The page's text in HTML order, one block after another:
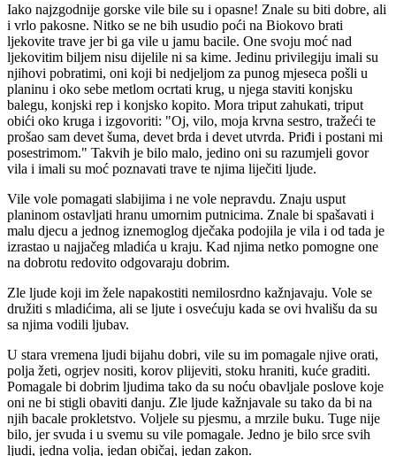
Iako najzgodnije gorske vile bile su i opasne! Znale su biti dobre, ali
i vrlo pakosne. Nitko se ne bih usudio poći na Biokovo brati
ljekovite trave jer bi ga vile u jamu bacile. One svoju moć nad
ljekovitim biljem nisu dijelile ni sa kime. Jedinu privilegiju imali su
njihovi pobratimi, oni koji bi nedjeljom za punog mjeseca pošli u
planinu i oko sebe metlom ocrtati krug, u njega staviti konjsku
balegu, konjski rep i konjsko kopito. Mora triput zahukati, triput
obići oko kruga i izgovoriti: "Oj, vilo, moja krvna sestro, tražeći te
prošao sam devet šuma, devet brda i devet utvrda. Priđi i postani mi
posestrimom." Takvih je bilo malo, jedino oni su razumjeli govor
vila i imali su moć poznavati trave te njima liječiti ljude.
Vile vole pomagati slabijima i ne vole nepravdu. Znaju usput
planinom ostavljati hranu umornim putnicima. Znale bi spašavati i
malu djecu a jednog iznemoglog dječaka podojila je vila i od tada je
izrastao u najjačeg mladića u kraju. Kad njima netko pomogne one
na dobrotu redovito odgovaraju dobrim.
Zle ljude koji im žele napakostiti nemilosrdno kažnjavaju. Vole se
družiti s mladićima, ali se ljute i osvećuju kada se ovi hvališu da su
sa njima vodili ljubav.
U stara vremena ljudi bijahu dobri, vile su im pomagale njive orati,
polja žeti, ogrjev nositi, korov plijeviti, stoku hraniti, kuće graditi.
Pomagale bi dobrim ljudima tako da su noću obavljale poslove koje
oni ne bi stigli obaviti danju. Zle ljude kažnjavale su tako da bi na
njih bacale prokletstvo. Voljele su pjesmu, a mrzile buku. Tuge nije
bilo, jer svuda i u svemu su vile pomagale. Jedno je bilo srce svih
ljudi, jedna volja, jedan običaj, jedan zakon.